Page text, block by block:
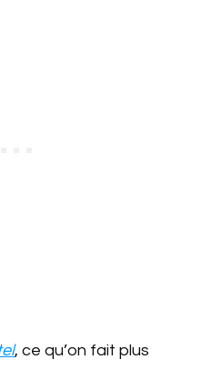
, ce qu’on fait plus